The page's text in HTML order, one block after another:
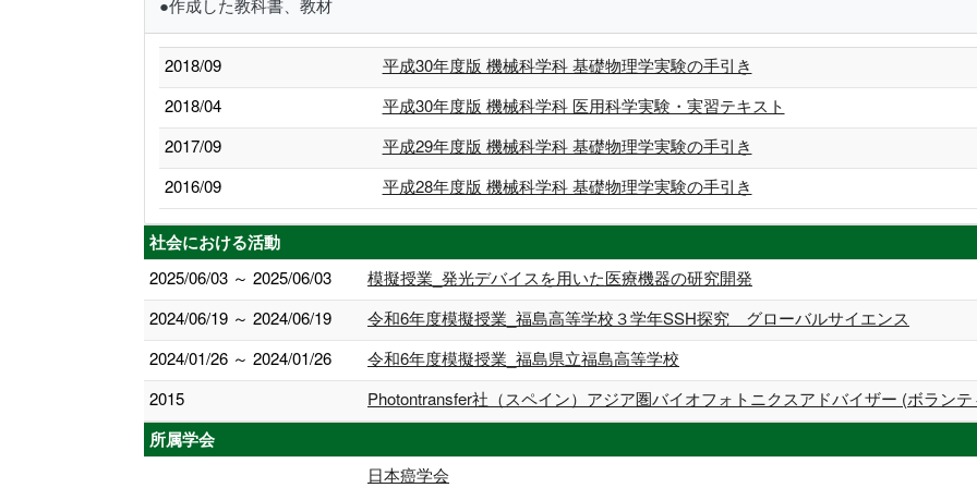
2018/09
平成30年度版 機械科学科 基礎物理学実験の手引き
2018/04
平成30年度版 機械科学科 医用科学実験・実習テキスト
2017/09
平成29年度版 機械科学科 基礎物理学実験の手引き
2016/09
平成28年度版 機械科学科 基礎物理学実験の手引き
社会における活動
2025/06/03 ～ 2025/06/03
模擬授業_発光デバイスを用いた医療機器の研究開発
2024/06/19 ～ 2024/06/19
令和6年度模擬授業_福島高等学校３学年SSH探究 グローバルサイエンス
2024/01/26 ～ 2024/01/26
令和6年度模擬授業_福島県立福島高等学校
2015
Photontransfer社（スペイン）アジア圏バイオフォトニクスアドバイザー (ボラン
所属学会
日本癌学会